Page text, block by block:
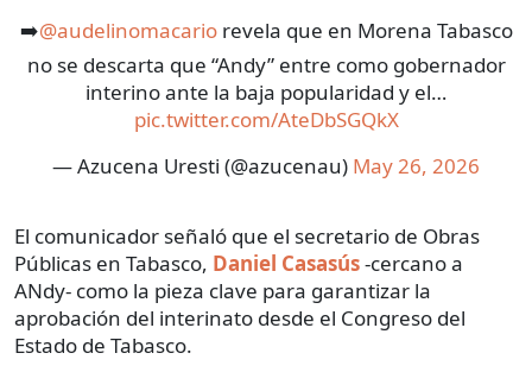
➡️@audelinomacariorevela que en Morena Tabasco
no se descarta que “Andy” entre como gobernador
interino ante la baja popularidad y el…
pic.twitter.com/AteDbSGQkX
— Azucena Uresti (@azucenau) May 26, 2026
El comunicador señaló que el secretario de Obras
Públicas en Tabasco, Daniel Casasús-cercano a
ANdy- como la pieza clave para garantizar la
aprobación del interinato desde el Congreso del
Estado de Tabasco.